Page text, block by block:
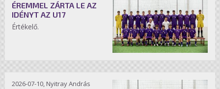
ÉREMMEL ZÁRTA LE AZ
IDÉNYT AZ U17
Értékelő.
2026-07-10, Nyitray András